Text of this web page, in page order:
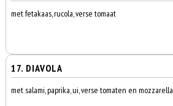
met fetakaas, rucola, verse tomaat
17. DIAVOLA
met salami, paprika, ui, verse tomaten en mozzarella